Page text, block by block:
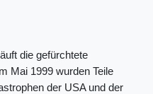
die gefürchtete
Mai 1999 wurden Teile
der USA und der